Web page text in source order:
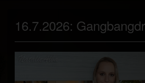
16.7.2026: